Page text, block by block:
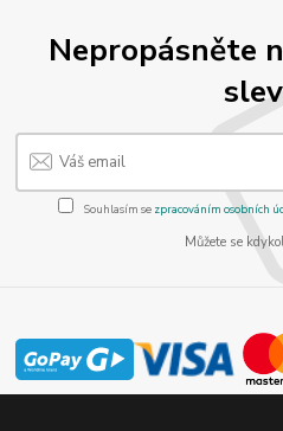
Nepropásněte
Souhlasím se zpracováním osobních
Můžete se